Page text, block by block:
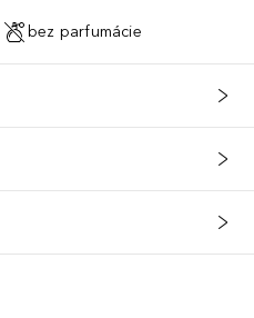
bez parfumácie